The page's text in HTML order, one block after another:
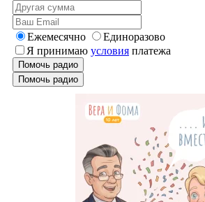
Ежемесячно
Единоразово
Я принимаю условия платежа
Помочь радио
Помочь радио